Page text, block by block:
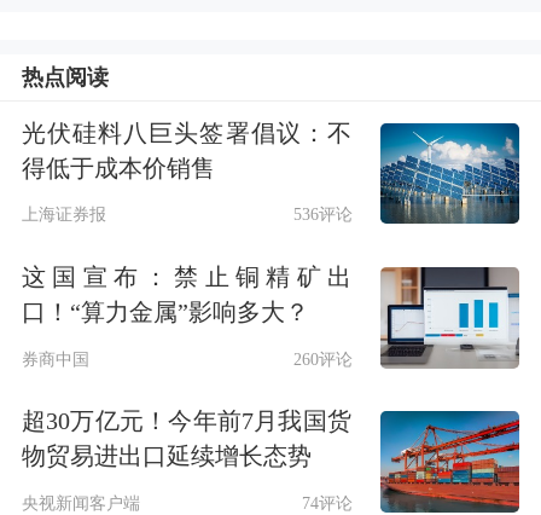
今年以来，黄金的亮眼表现和避险需求
资。根据报告，一季度全球金条与金币
投资同比增加42%，达474吨。
与此同时，全球实物黄金ETF维持净流
入态势。报告显示，一季度全球实物黄
买入84吨，欧美市场的持仓则有小幅下
滑 。
热点阅读
光伏硅料八巨头签署倡议：不
得低于成本价销售
上海证券报 536评论
这国宣布：禁止铜精矿出
口！“算力金属”影响多大？
券商中国 260评论
超30万亿元！今年前7月我国货
物贸易进出口延续增长态势
央视新闻客户端 74评论